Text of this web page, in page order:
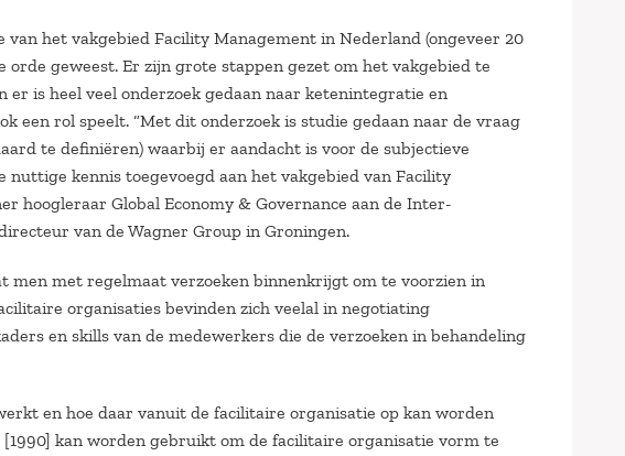
van het vakgebied Facility Management in Nederland (ongeveer 20
geweest. Er zijn grote stappen gezet om het vakgebied te
is heel veel onderzoek gedaan naar ketenintegratie en
een rol speelt. “Met dit onderzoek is studie gedaan naar de vraag
te definiëren) waarbij er aandacht is voor de subjectieve
kennis toegevoegd aan het vakgebied van Facility
hoogleraar Global Economy & Governance aan de Inter-
van de Wagner Group in Groningen.
men met regelmaat verzoeken binnenkrijgt om te voorzien in
organisaties bevinden zich veelal in negotiating
en skills van de medewerkers die de verzoeken in behandeling
en hoe daar vanuit de facilitaire organisatie op kan worden
kan worden gebruikt om de facilitaire organisatie vorm te